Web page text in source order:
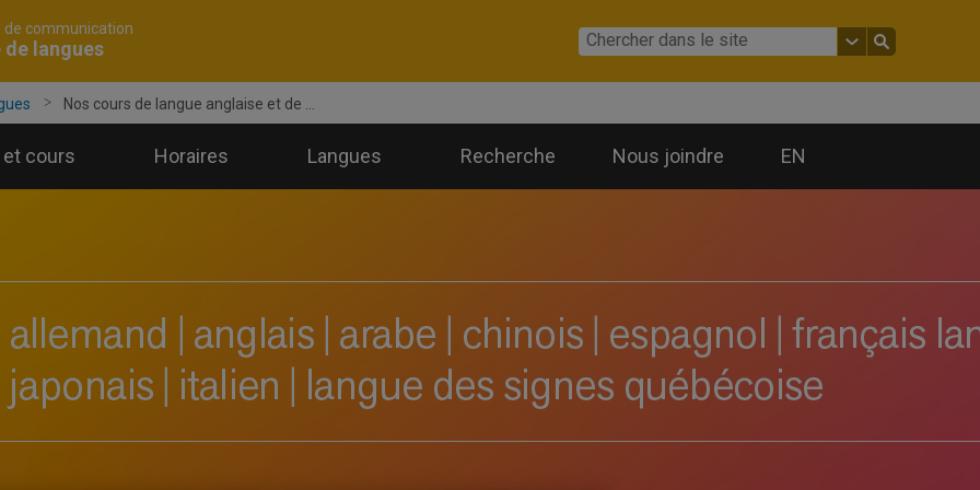
de communication
de langues
Nos cours de langue anglaise et de ...
cours Horaires Langues Recherche Nous joindre EN